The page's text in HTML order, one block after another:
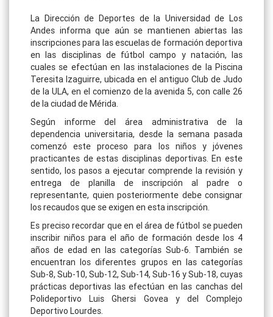
La Dirección de Deportes de la Universidad de Los
Andes informa que aún se mantienen abiertas las
inscripciones para las escuelas de formación deportiva
en las disciplinas de fútbol campo y natación, las
cuales se efectúan en las instalaciones de la Piscina
Teresita Izaguirre, ubicada en el antiguo Club de Judo
de la ULA, en el comienzo de la avenida 5, con calle 26
de la ciudad de Mérida.
Según informe del área administrativa de la
dependencia universitaria, desde la semana pasada
comenzó este proceso para los niños y jóvenes
practicantes de estas disciplinas deportivas. En este
sentido, los pasos a ejecutar comprende la revisión y
entrega de planilla de inscripción al padre o
representante, quien posteriormente debe consignar
los recaudos que se exigen en esta inscripción.
Es preciso recordar que en el área de fútbol se pueden
inscribir niños para el año de formación desde los 4
años de edad en las categorías Sub-6. También se
encuentran los diferentes grupos en las categorías
Sub-8, Sub-10, Sub-12, Sub-14, Sub-16 y Sub-18, cuyas
prácticas deportivas las efectúan en las canchas del
Polideportivo Luis Ghersi Govea y del Complejo
Deportivo Lourdes.